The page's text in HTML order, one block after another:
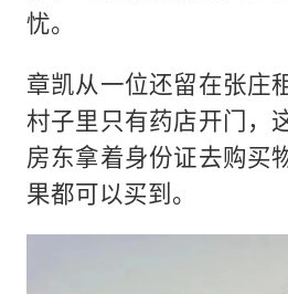
忧。
章凯从一位还留在张庄
村子里只有药店开门，
房东拿着身份证去购买
果都可以买到。